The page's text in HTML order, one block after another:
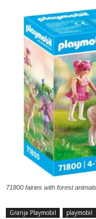
71800 fairies with forest animals
Granja Playmobil playmobil